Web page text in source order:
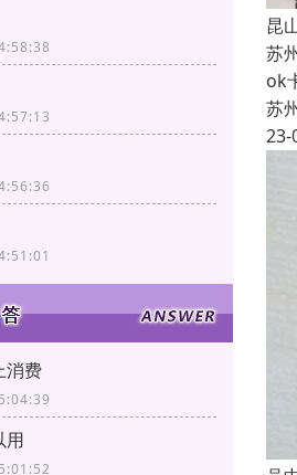
消费
用
昆
苏
ok
苏
23-